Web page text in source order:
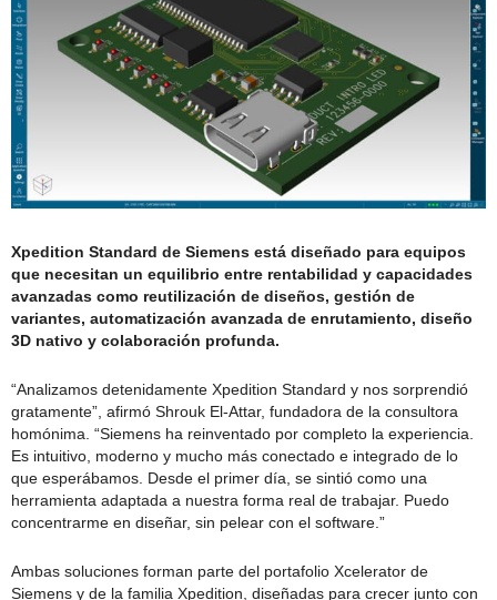
Xpedition Standard de Siemens está diseñado para equipos
que necesitan un equilibrio entre rentabilidad y capacidades
avanzadas como reutilización de diseños, gestión de
variantes, automatización avanzada de enrutamiento, diseño
3D nativo y colaboración profunda.
“Analizamos detenidamente Xpedition Standard y nos sorprendió
gratamente”, afirmó Shrouk El-Attar, fundadora de la consultora
homónima. “Siemens ha reinventado por completo la experiencia.
Es intuitivo, moderno y mucho más conectado e integrado de lo
que esperábamos. Desde el primer día, se sintió como una
herramienta adaptada a nuestra forma real de trabajar. Puedo
concentrarme en diseñar, sin pelear con el software.”
Ambas soluciones forman parte del portafolio Xcelerator de
Siemens y de la familia Xpedition, diseñadas para crecer junto con